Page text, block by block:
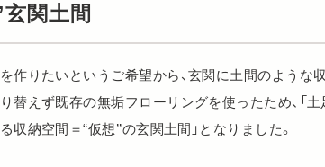
関土間
作りたいというご希望から、玄関に土間のような
替えず既存の無垢フローリングを使ったため、「
納空間＝“仮想’’の玄関土間」となりました。